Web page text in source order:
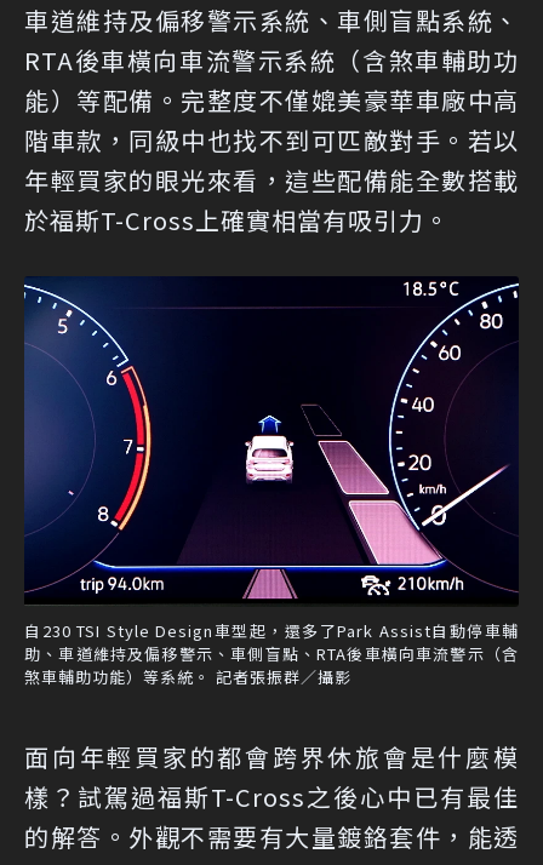
車道維持及偏移警示系統、車側盲點系統、
RTA後車橫向車流警示系統（含煞車輔助功
能）等配備。完整度不僅媲美豪華車廠中高
階車款，同級中也找不到可匹敵對手。若以
年輕買家的眼光來看，這些配備能全數搭載
於福斯T-Cross上確實相當有吸引力。
自230 TSI Style Design車型起，還多了Park Assist自動停車輔
助、車道維持及偏移警示、車側盲點、RTA後車橫向車流警示（含
煞車輔助功能）等系統。 記者張振群／攝影
面向年輕買家的都會跨界休旅會是什麼模
樣？試駕過福斯T-Cross之後心中已有最佳
的解答。外觀不需要有大量鍍鉻套件，能透